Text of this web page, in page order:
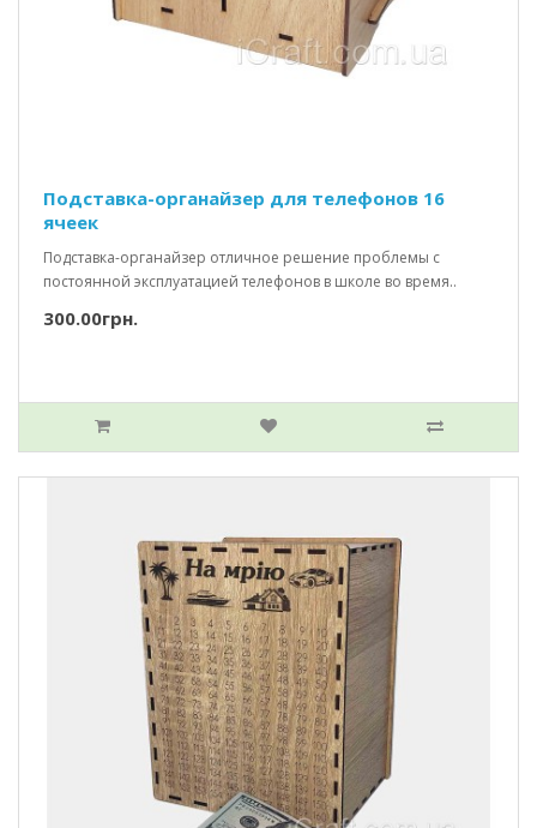
Подставка-органайзер для телефонов 16
ячеек
Подставка-органайзер отличное решение проблемы с
постоянной эксплуатацией телефонов в школе во время..
300.00грн.